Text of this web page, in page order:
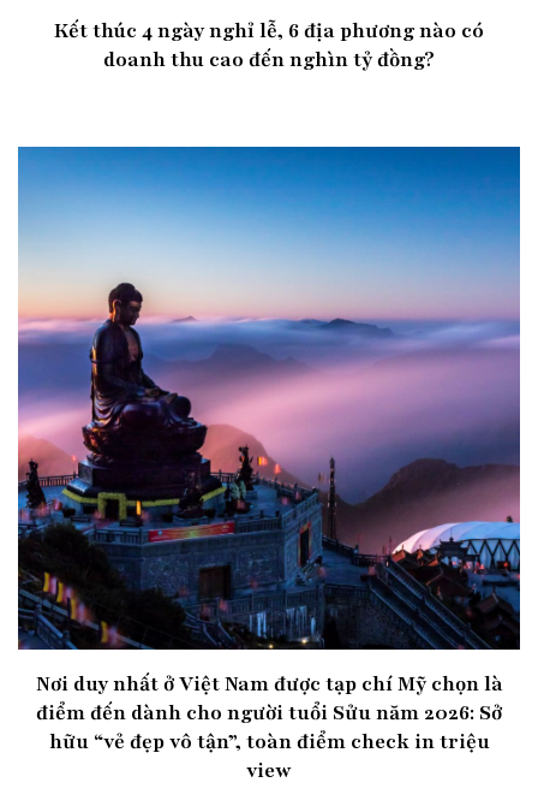
Kết thúc 4 ngày nghỉ lễ, 6 địa phương nào có
doanh thu cao đến nghìn tỷ đồng?
Nơi duy nhất ở Việt Nam được tạp chí Mỹ chọn là
điểm đến dành cho người tuổi Sửu năm 2026: Sở
hữu “vẻ đẹp vô tận”, toàn điểm check in triệu
view